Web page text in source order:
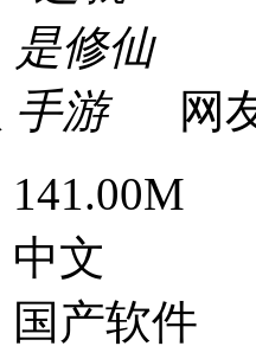
网
141.00M
中文
国产软件